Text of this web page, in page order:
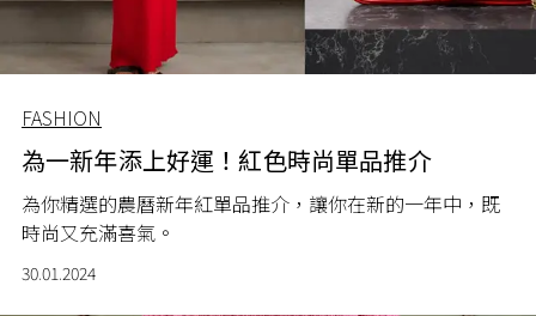
FASHION
為一新年添上好運！紅色時尚單品推介
為你精選的農曆新年紅單品推介，讓你在新的一年中，既
時尚又充滿喜氣。
30.01.2024